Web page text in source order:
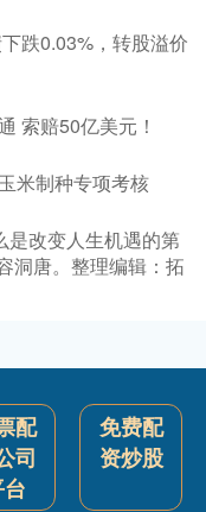
跌0.03%，转股溢价
索赔50亿美元！
米制种专项考核
是改变人生机遇的第
洞唐。整理编辑：拓
配
司
免费配
资炒股